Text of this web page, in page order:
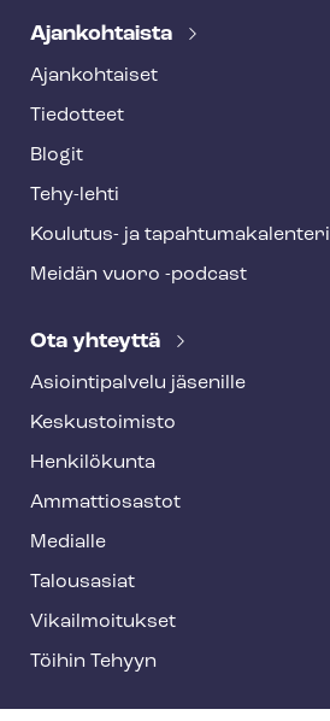
Ajankohtaista
Ajankohtaiset
Tiedotteet
Blogit
Tehy-lehti
Koulutus- ja ta­pah­tu­ma­ka­len­te­ri
Meidän vuoro -podcast
Ota yhteyttä
Asioin­ti­pal­ve­lu jäsenille
Keskustoimisto
Henkilökunta
Ammattiosastot
Medialle
Talousasiat
Vi­kail­moi­tuk­set
Töihin Tehyyn